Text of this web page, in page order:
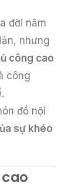
đời năm
nhưng
công cao
công
đồ nội
sự khéo